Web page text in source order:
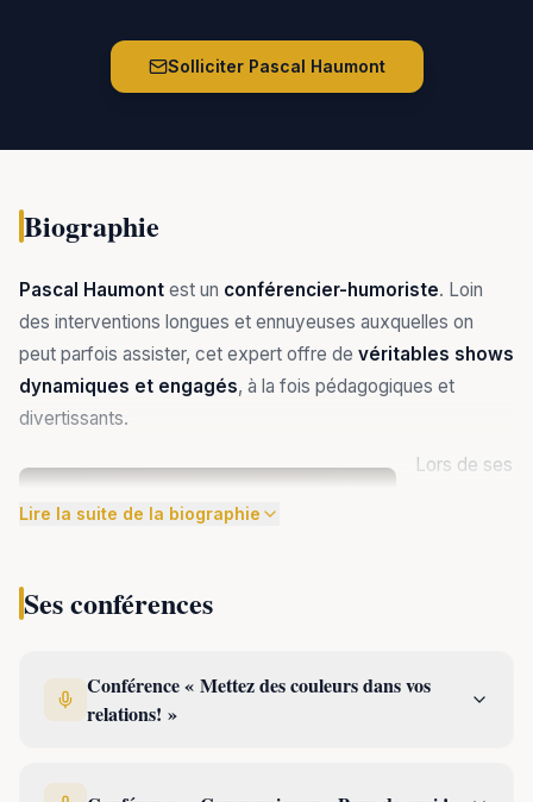
Solliciter Pascal Haumont
Biographie
Pascal Haumont est un conférencier-humoriste. Loin
des interventions longues et ennuyeuses auxquelles on
peut parfois assister, cet expert offre de véritables shows
dynamiques et engagés, à la fois pédagogiques et
divertissants.
Lors de ses
Lire la suite de la biographie
Ses conférences
Conférence « Mettez des couleurs dans vos
relations! »